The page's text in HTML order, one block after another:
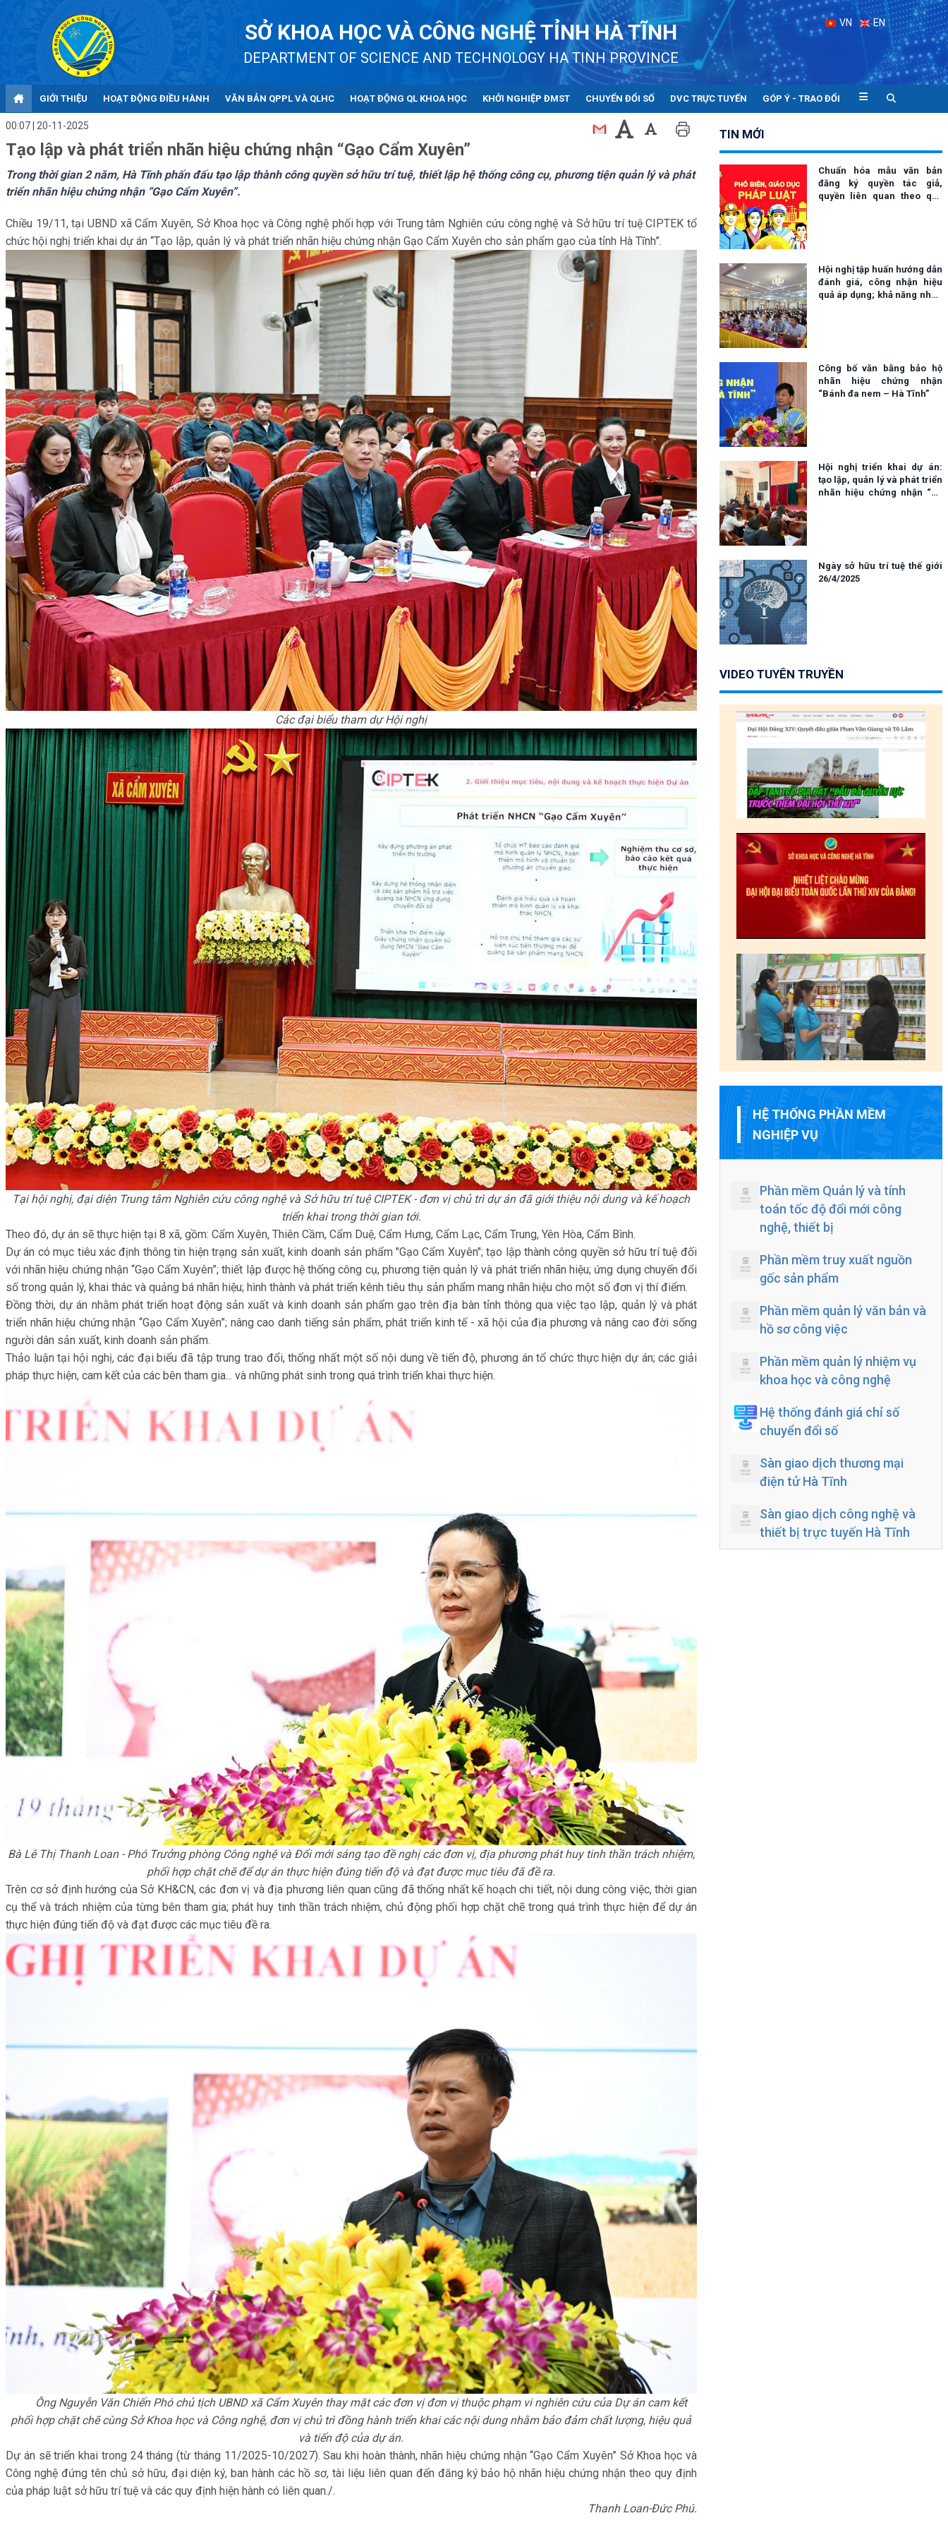
SỞ KHOA HỌC VÀ CÔNG NGHỆ TỈNH HÀ TĨNH
DEPARTMENT OF SCIENCE AND TECHNOLOGY HA TINH PROVINCE
VN EN
GIỚI THIỆU HOẠT ĐỘNG ĐIỀU HÀNH VĂN BẢN QPPL VÀ QLHC HOẠT ĐỘNG QL KHOA HỌC KHỞI NGHIỆP ĐMST CHUYỂN ĐỔI SỐ DVC TRỰC TUYẾN GÓP Ý - TRAO ĐỔI
00:07 | 20-11-2025
Tạo lập và phát triển nhãn hiệu chứng nhận “Gạo Cẩm Xuyên”
Trong thời gian 2 năm, Hà Tĩnh phấn đấu tạo lập thành công quyền sở hữu trí tuệ, thiết lập hệ thống công cụ, phương tiện quản lý và phát
triển nhãn hiệu chứng nhận “Gạo Cẩm Xuyên”.
Chiều 19/11, tại UBND xã Cẩm Xuyên, Sở Khoa học và Công nghệ phối hợp với Trung tâm Nghiên cứu công nghệ và Sở hữu trí tuệ CIPTEK tổ
chức hội nghị triển khai dự án “Tạo lập, quản lý và phát triển nhãn hiệu chứng nhận Gạo Cẩm Xuyên cho sản phẩm gạo của tỉnh Hà Tĩnh”.
Các đại biểu tham dự Hội nghị
Tại hội nghị, đại diện Trung tâm Nghiên cứu công nghệ và Sở hữu trí tuệ CIPTEK - đơn vị chủ trì dự án đã giới thiệu nội dung và kế hoạch
triển khai trong thời gian tới.
Theo đó, dự án sẽ thực hiện tại 8 xã, gồm: Cẩm Xuyên, Thiên Cầm, Cẩm Duệ, Cẩm Hưng, Cẩm Lạc, Cẩm Trung, Yên Hòa, Cẩm Bình.
Dự án có mục tiêu xác định thông tin hiện trạng sản xuất, kinh doanh sản phẩm "Gạo Cẩm Xuyên"; ­tạo lập thành công quyền sở hữu trí tuệ đối
với nhãn hiệu chứng nhận “Gạo Cẩm Xuyên”; ­thiết lập được hệ thống công cụ, phương tiện quản lý và phát triển nhãn hiệu; ứng dụng chuyển đổi
số trong quản lý, khai thác và quảng bá nhãn hiệu; ­hình thành và phát triển kênh tiêu thụ sản phẩm mang nhãn hiệu cho một số đơn vị thí điểm.
Đồng thời, dự án nhằm phát triển hoạt động sản xuất và kinh doanh sản phẩm gạo trên địa bàn tỉnh thông qua việc tạo lập, quản lý và phát
triển nhãn hiệu chứng nhận “Gạo Cẩm Xuyên”; nâng cao danh tiếng sản phẩm, phát triển kinh tế - xã hội của địa phương và nâng cao đời sống
người dân sản xuất, kinh doanh sản phẩm.
Thảo luận tại hội nghị, các đại biểu đã tập trung trao đổi, thống nhất một số nội dung về tiến độ, phương án tổ chức thực hiện dự án; các giải
pháp thực hiện, cam kết của các bên tham gia... và những phát sinh trong quá trình triển khai thực hiện.
Bà Lê Thị Thanh Loan - Phó Trưởng phòng Công nghệ và Đổi mới sáng tạo đề nghị các đơn vị, địa phương phát huy tinh thần trách nhiệm,
phối hợp chặt chẽ để dự án thực hiện đúng tiến độ và đạt được mục tiêu đã đề ra.
Trên cơ sở định hướng của Sở KH&CN, các đơn vị và địa phương liên quan cũng đã thống nhất kế hoạch chi tiết, nội dung công việc, thời gian
cụ thể và trách nhiệm của từng bên tham gia; phát huy tinh thần trách nhiệm, chủ động phối hợp chặt chẽ trong quá trình thực hiện để dự án
thực hiện đúng tiến độ và đạt được các mục tiêu đề ra.
Ông Nguyễn Văn Chiến Phó chủ tịch UBND xã Cẩm Xuyên thay mặt các đơn vị đơn vị thuộc phạm vi nghiên cứu của Dự án cam kết
phối hợp chặt chẽ cùng Sở Khoa học và Công nghệ, đơn vị chủ trì đồng hành triển khai các nội dung nhằm bảo đảm chất lượng, hiệu quả
và tiến độ của dự án.
Dự án sẽ triển khai trong 24 tháng (từ tháng 11/2025-10/2027). Sau khi hoàn thành, nhãn hiệu chứng nhận “Gạo Cẩm Xuyên” Sở Khoa học và
Công nghệ đứng tên chủ sở hữu, đại diện ký, ban hành các hồ sơ, tài liệu liên quan đến đăng ký bảo hộ nhãn hiệu chứng nhận theo quy định
của pháp luật sở hữu trí tuệ và các quy định hiện hành có liên quan./.
Thanh Loan-Đức Phú.
TIN MỚI
Chuẩn hóa mẫu văn bản
đăng ký quyền tác giả,
quyền liên quan theo quy
Hội nghị tập huấn hướng dẫn
đánh giá, công nhận hiệu
quả áp dụng; khả năng nhân
Công bố văn bằng bảo hộ
nhãn hiệu chứng nhận
“Bánh đa nem – Hà Tĩnh”
Hội nghị triển khai dự án:
tạo lập, quản lý và phát triển
nhãn hiệu chứng nhận “gà
Ngày sở hữu trí tuệ thế giới
26/4/2025
VIDEO TUYÊN TRUYỀN
HỆ THỐNG PHẦN MỀM
NGHIỆP VỤ
Phần mềm Quản lý và tính
toán tốc độ đổi mới công
nghệ, thiết bị
Phần mềm truy xuất nguồn
gốc sản phẩm
Phần mềm quản lý văn bản và
hồ sơ công việc
Phần mềm quản lý nhiệm vụ
khoa học và công nghệ
Hệ thống đánh giá chỉ số
chuyển đổi số
Sàn giao dịch thương mại
điện tử Hà Tĩnh
Sàn giao dịch công nghệ và
thiết bị trực tuyến Hà Tĩnh